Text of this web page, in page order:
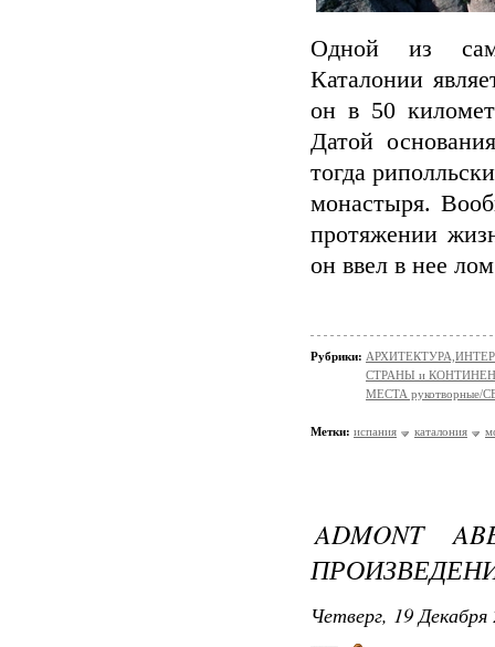
Одной из
Каталонии
он в 50
Датой
тогда
монастыря.
протяжении
он ввел в нее
Рубрики:
СТРАНЫ и
МЕСТА
Метки: испания каталония
ADMONT
Четверг, 19